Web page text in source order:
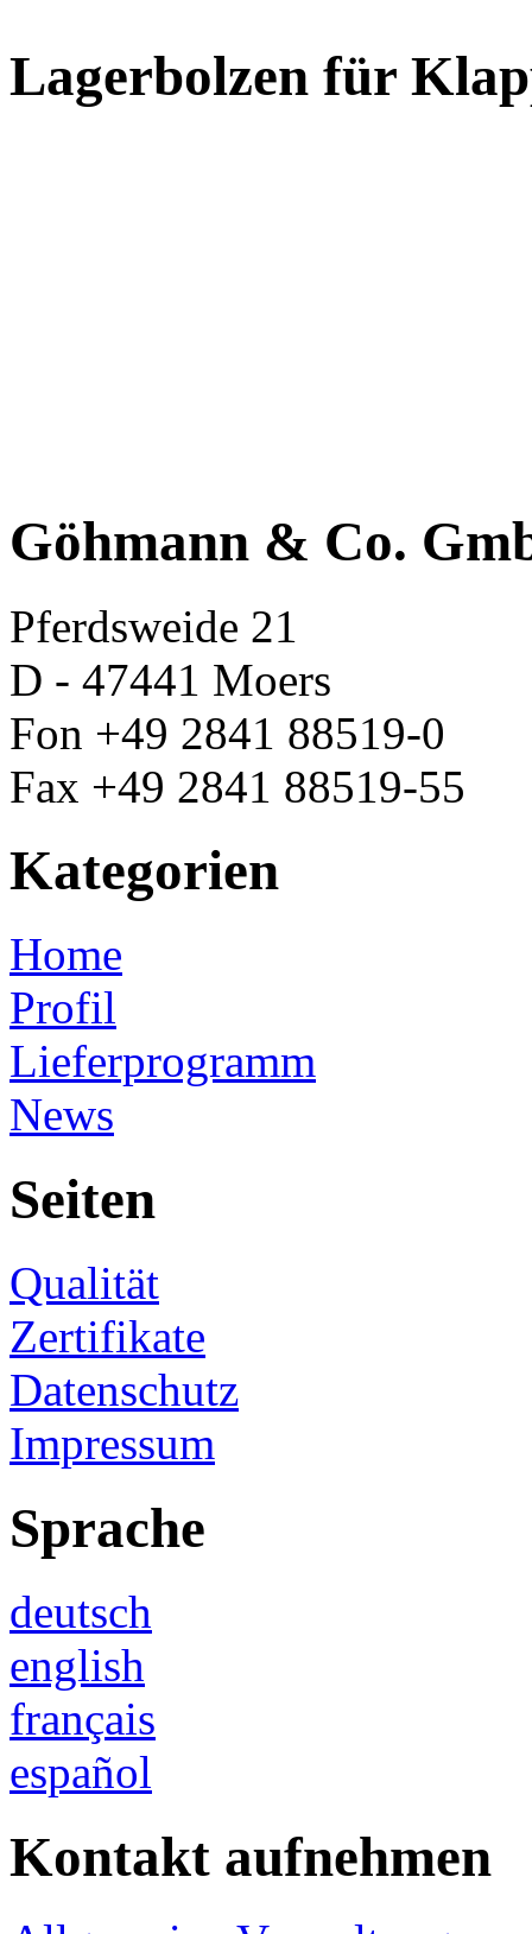
Lagerbolzen für
Göhmann & Co.
Pferdsweide 21
D - 47441 Moers
Fon +49 2841 88519-0
Fax +49 2841 88519-55
Kategorien
Home
Profil
Lieferprogramm
News
Seiten
Qualität
Zertifikate
Datenschutz
Impressum
Sprache
deutsch
english
français
español
Kontakt aufnehmen